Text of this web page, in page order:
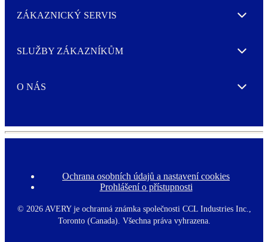
ZÁKAZNICKÝ SERVIS Expand
SLUŽBY ZÁKAZNÍKŮM Expand
O NÁS Expand
F
o
t
e
Ochrana osobních údajů a nastavení cookies
Prohlášení o přístupnosti
© 2026 AVERY je ochranná známka společnosti CCL Industries Inc.,
Toronto (Canada). Všechna práva vyhrazena.